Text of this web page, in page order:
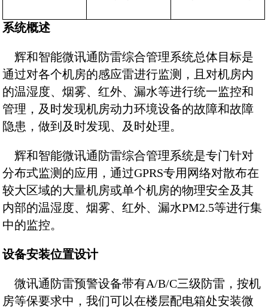
系统概述
辉和智能微讯通防雷综合管理系统总体目标是
通过对各个机房的感应雷进行监测，且对机房内
的温湿度、烟雾、红外、漏水等进行统一监控和
管理，及时发现机房动力环境设备的故障和故障
隐患，做到及时发现、及时处理。
辉和智能微讯通防雷综合管理系统是专门针对
分布式监测的应用，通过GPRS专用网络对散布在
较大区域的大量机房或单个机房的物理安全及其
内部的温湿度、烟雾、红外、漏水PM2.5等进行集
中的监控。
设备安装位置设计
微讯通防雷预警设备带有A/B/C三级防雷，按机
房等保要求中，我们可以在楼层配电箱处安装微